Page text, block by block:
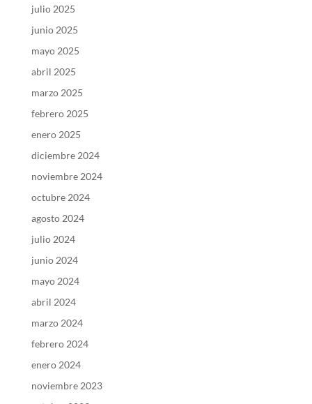
julio 2025
junio 2025
mayo 2025
abril 2025
marzo 2025
febrero 2025
enero 2025
diciembre 2024
noviembre 2024
octubre 2024
agosto 2024
julio 2024
junio 2024
mayo 2024
abril 2024
marzo 2024
febrero 2024
enero 2024
noviembre 2023